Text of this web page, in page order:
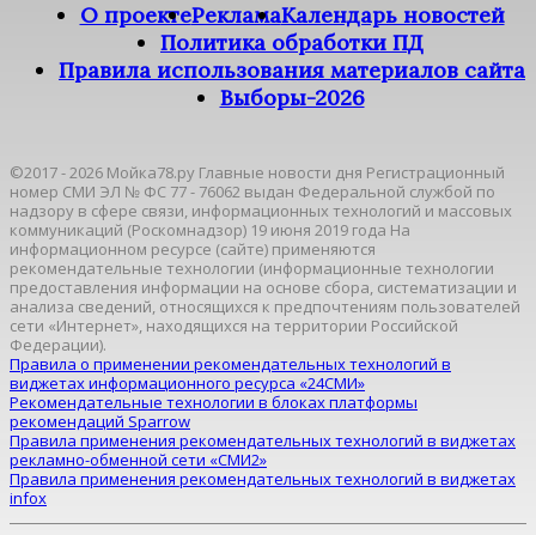
О проектеРекламаКалендарь новостей
Политика обработки ПД
Правила использования материалов сайта
Выборы-2026
©2017 - 2026 Мойка78.ру Главные новости дня Регистрационный
номер СМИ ЭЛ № ФС 77 - 76062 выдан Федеральной службой по
надзору в сфере связи, информационных технологий и массовых
коммуникаций (Роскомнадзор) 19 июня 2019 года На
информационном ресурсе (сайте) применяются
рекомендательные технологии (информационные технологии
предоставления информации на основе сбора, систематизации и
анализа сведений, относящихся к предпочтениям пользователей
сети «Интернет», находящихся на территории Российской
Федерации).
Правила о применении рекомендательных технологий в
виджетах информационного ресурса «24СМИ»
Рекомендательные технологии в блоках платформы
рекомендаций Sparrow
Правила применения рекомендательных технологий в виджетах
рекламно-обменной сети «СМИ2»
Правила применения рекомендательных технологий в виджетах
infox